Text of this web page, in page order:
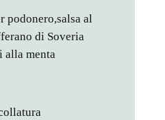
podonero,salsa al
di Soveria
menta